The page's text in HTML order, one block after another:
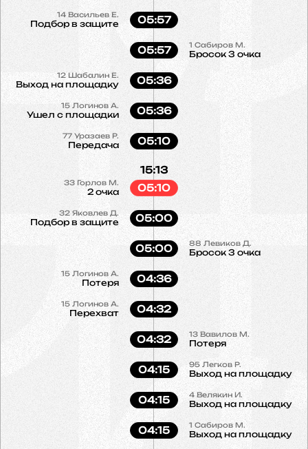
14 Васильев Е.
Подбор в защите 05:57
1 Сабиров М.
Бросок 3 очка
05:57
12 Шабалин Е.
Выход на площадку 05:36
15 Логинов А.
Ушел с площадки 05:36
77 Уразаев Р.
Передача 05:10
33 Горлов М.
2 очка
15:13
05:10
32 Яковлев Д.
Подбор в защите 05:00
88 Левиков Д.
Бросок 3 очка
05:00
15 Логинов А.
Потеря 04:36
15 Логинов А.
Перехват 04:32
13 Вавилов М.
Потеря
04:32
95 Легков Р.
Выход на площадку
04:15
4Велякин И.
Выход на площадку
04:15
1 Сабиров М.
Выход на площадку
04:15